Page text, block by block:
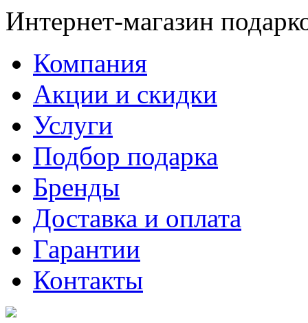
Интернет-магазин
Компания
Акции и скидки
Услуги
Подбор подарка
Бренды
Доставка и оплата
Гарантии
Контакты